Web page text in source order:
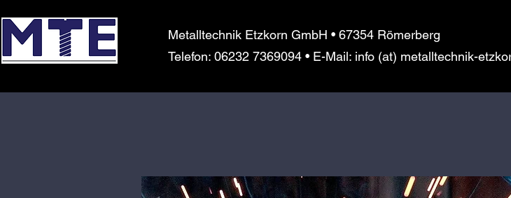
Metalltechnik Etzkorn GmbH • 67354 Römerberg
Telefon: 06232 7369094 • E-Mail: info (at) metalltechnik-